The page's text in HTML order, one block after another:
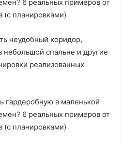
неудобный коридор,
небольшой спальне и другие
реализованных